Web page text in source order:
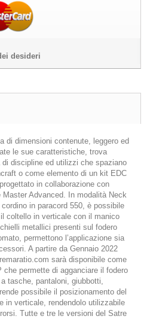
desideri
di dimensioni contenute, leggero ed
le sue caratteristiche, trova
di discipline ed utilizzi che spaziano
o come elemento di un kit EDC
in collaborazione con
Master Advanced. In modalità Neck
in paracord 550, è possibile
coltello in verticale con il manico
metallici presenti sul fodero
permettono l’applicazione sia
A partire da Gennaio 2022
sarà disponibile come
permette di agganciare il fodero
tasche, pantaloni, giubbotti,
possibile il posizionamento del
in verticale, rendendolo utilizzabile
Tutte e tre le versioni del Satre